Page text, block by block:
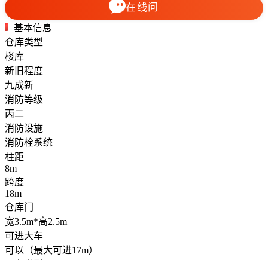
在线问
基本信息
仓库类型
楼库
新旧程度
九成新
消防等级
丙二
消防设施
消防栓系统
柱距
8m
跨度
18m
仓库门
宽3.5m*高2.5m
可进大车
可以（最大可进17m）